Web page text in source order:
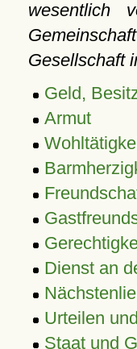
wesentlich
Gesellschaft
Geld,
Armut
Dienst an
Urteilen
Staat und